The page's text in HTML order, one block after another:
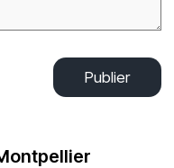
Publier